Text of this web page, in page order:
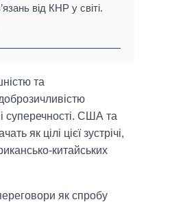
від КНР у світі.
та
суперечності. США та
як цілі цієї зустрічі,
китайських
як спробу